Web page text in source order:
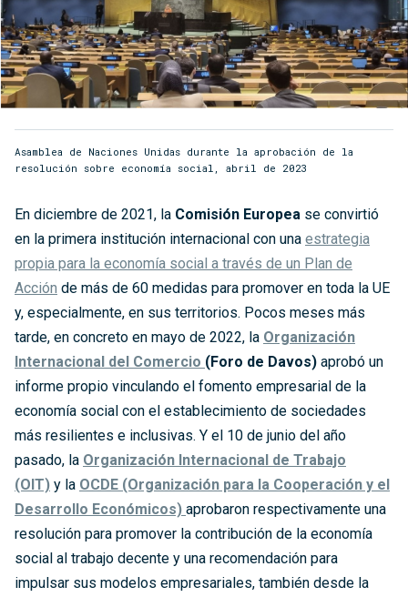
Asamblea de Naciones Unidas durante la aprobación de la
resolución sobre economía social, abril de 2023
En diciembre de 2021, la Comisión Europea se convirtió
en la primera institución internacional con una estrategia
propia para la economía social a través de un Plan de
Acción de más de 60 medidas para promover en toda la UE
y, especialmente, en sus territorios. Pocos meses más
tarde, en concreto en mayo de 2022, la Organización
Internacional del Comercio (Foro de Davos) aprobó un
informe propio vinculando el fomento empresarial de la
economía social con el establecimiento de sociedades
más resilientes e inclusivas. Y el 10 de junio del año
pasado, la Organización Internacional de Trabajo
(OIT) y la OCDE (Organización para la Cooperación y el
Desarrollo Económicos) aprobaron respectivamente una
resolución para promover la contribución de la economía
social al trabajo decente y una recomendación para
impulsar sus modelos empresariales, también desde la